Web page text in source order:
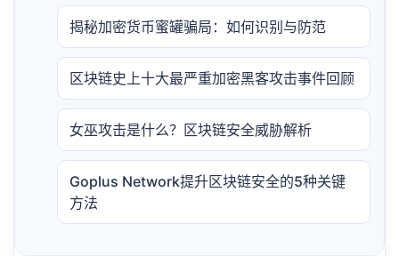
揭秘加密货币蜜罐骗局：如何识别与防范
区块链史上十大最严重加密黑客攻击事件回顾
女巫攻击是什么？区块链安全威胁解析
Goplus Network提升区块链安全的5种关键
方法